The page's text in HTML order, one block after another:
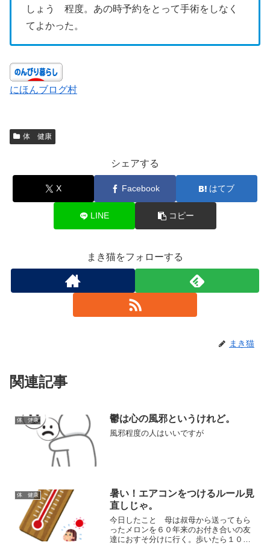
しょう 程度。あの時予約をとって手術をしなく
てよかった。
にほんブログ村
体 健康
シェアする
X Facebook はてブ
LINE コピー
まき猫をフォローする
まき猫
関連記事
体 健康 鬱は心の風邪というけれど。
風邪程度の人はいいですが
体 健康
暑い！エアコンをつけるルール見
直しじゃ。
今日したこと 母は叔母から送ってもら
ったメロンを６０年来のお付き合いの友
達におすそ分けに行く。歩いたら１０分